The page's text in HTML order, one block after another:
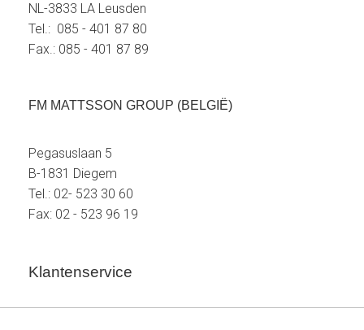
NL-3833 LA Leusden
Tel.: 085 - 401 87 80
Fax.: 085 - 401 87 89
FM MATTSSON GROUP (BELGIË)
Pegasuslaan 5
B-1831 Diegem
Tel.: 02- 523 30 60
Fax: 02 - 523 96 19
Klantenservice